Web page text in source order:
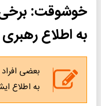
خوشوقت: برخی
به اطلاع
بعضی
به اطلاع